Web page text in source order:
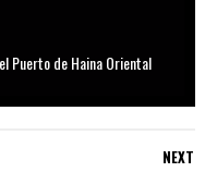
Puerto de Haina Oriental
NEXT